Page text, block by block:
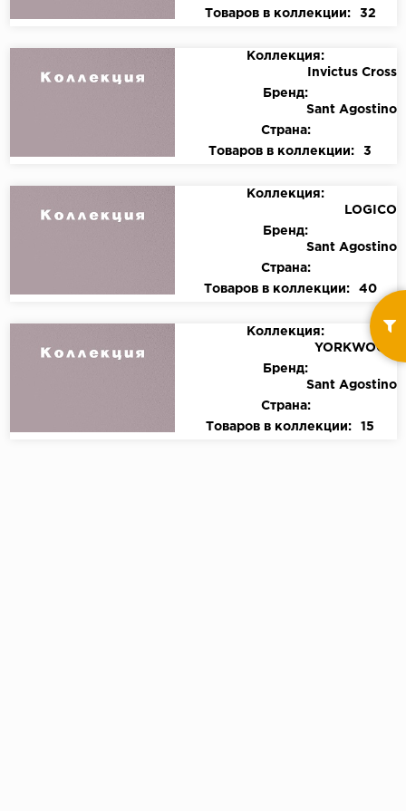
Товаров в коллекции:
32
Коллекция:
Invictus Cross
Бренд:
Sant Agostino
Страна:
Товаров в коллекции:
3
Коллекция:
LOGICO
Бренд:
Sant Agostino
Страна:
Товаров в коллекции:
40
Коллекция:
YORKWOOD
Бренд:
Sant Agostino
Страна:
Товаров в коллекции:
15